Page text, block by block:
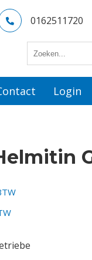
0162511720
Login